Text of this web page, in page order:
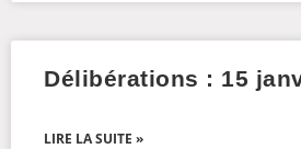
Délibérations : 15
LIRE LA SUITE »